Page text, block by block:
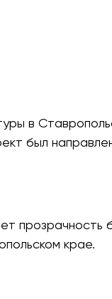
в
был
крае.